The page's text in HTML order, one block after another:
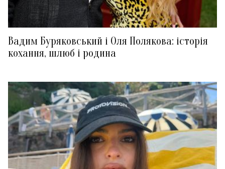
Вадим Буряковський і Оля Полякова: історія
кохання, шлюб і родина